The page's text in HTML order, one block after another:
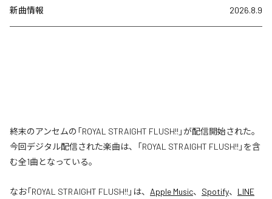
新曲情報 2026.8.9
終末のアンセムの「ROYAL STRAIGHT FLUSH!!」が配信開始された。
今回デジタル配信された楽曲は、「ROYAL STRAIGHT FLUSH!!」を含
む全1曲となっている。
なお「ROYAL STRAIGHT FLUSH!! 」は、 Apple Music、 Spotify、 LINE